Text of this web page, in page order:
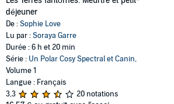
déjeuner
De :Sophie Love
Lu par :Soraya Garre
Durée : 6 h et 20 min
Série : Un Polar Cosy Spectral et Canin,
Volume 1
Langue : Français
3,3
20 notations